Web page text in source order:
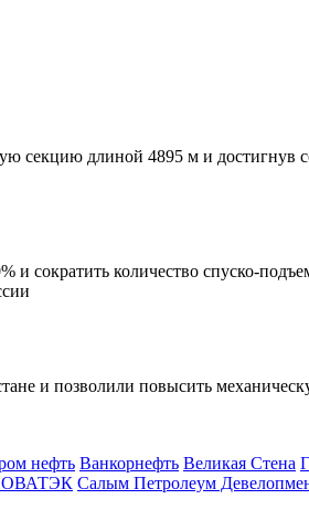
секцию длиной 4895 м и достигнув
и сократить количество спуско-
и позволили повысить
нефть Ванкорнефть Великая Стена
Салым Петролеум